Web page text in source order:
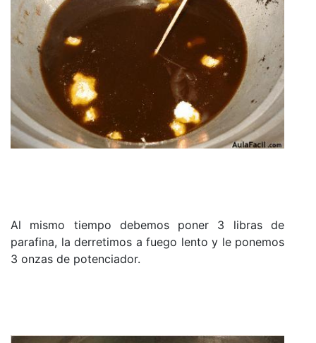
Al mismo tiempo debemos poner 3 libras de
parafina, la derretimos a fuego lento y le ponemos
3 onzas de potenciador.